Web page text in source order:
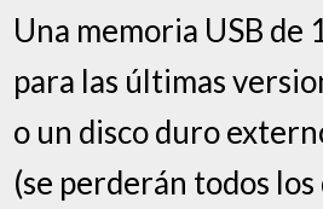
Una memoria USB de
para las últimas
o un disco duro
(se perderán todos los